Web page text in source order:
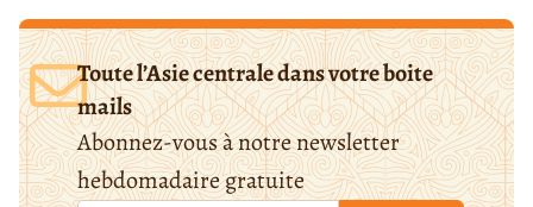
Toute l’Asie centrale dans votre boite
mails
Abonnez-vous à notre newsletter
hebdomadaire gratuite